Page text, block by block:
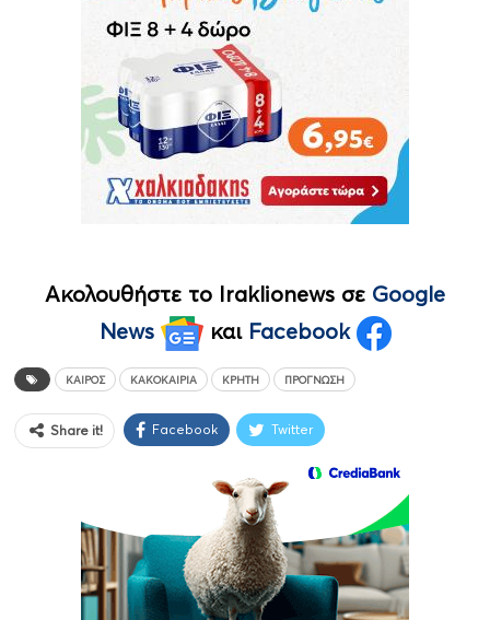
Ακολουθήστε το Iraklionews σε Google
News
και Facebook
ΚΑΙΡΌΣ ΚΑΚΟΚΑΙΡΊΑ ΚΡΉΤΗ ΠΡΟΓΝΩΣΗ
Share it! Facebook Twitter